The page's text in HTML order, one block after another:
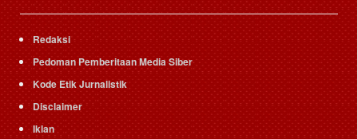
Redaksi
Pedoman Pemberitaan Media Siber
Kode Etik Jurnalistik
Disclaimer
Iklan